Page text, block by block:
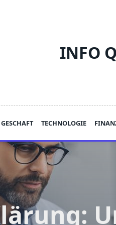
INFO
GESCHAFT TECHNOLOGIE